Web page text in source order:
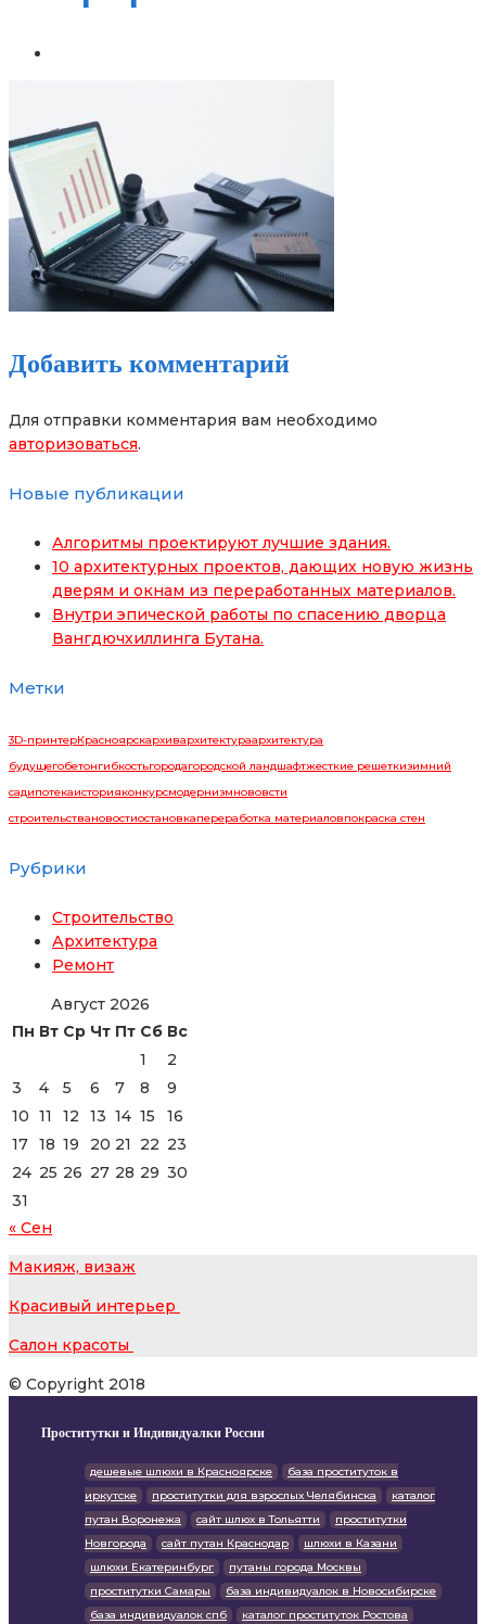
Добавить комментарий
Для отправки комментария вам необходимо
авторизоваться.
Новые публикации
Алгоритмы проектируют лучшие здания.
10 архитектурных проектов, дающих новую жизнь
дверям и окнам из переработанных материалов.
Внутри эпической работы по спасению дворца
Вангдючхиллинга Бутана.
Метки
3D-принтерКрасноярскархивархитектураархитектура
будущегобетонгибкостьгородагородской ландшафтжесткие решеткизимний
садипотекаисторияконкурсмодернизмнововсти
строительствановостиостановкапереработка материаловпокраска стен
Рубрики
Строительство
Архитектура
Ремонт
Август 2026
Пн Вт Ср Чт Пт Сб Вс
1
2
3
4 5 6 7 8
9
10 11 12 13 14 15
16
17 18 19 20 21 22 23
24 25 26 27 28 29 30
31
« Сен
Макияж, визаж
Красивый интерьер
Салон красоты
© Copyright 2018
Проститутки и Индивидуалки России
дешевые шлюхи в Красноярске
база проституток в
иркутске
проститутки для взрослых Челябинска
каталог
путан Воронежа
сайт шлюх в Тольятти
проститутки
Новгорода
сайт путан Краснодар
шлюхи в Казани
шлюхи Екатеринбург
путаны города Москвы
проститутки Самары
база индивидуалок в Новосибирске
база индивидуалок спб
каталог проституток Ростова